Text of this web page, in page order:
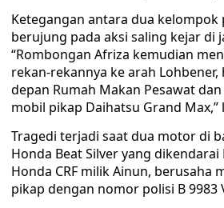
Ketegangan antara dua
berujung pada aksi saling kejar di
“Rombongan Afriza kemudian
rekan-rekannya ke arah
depan Rumah Makan Pesawat
mobil pikap Daihatsu Grand Max,”
Tragedi terjadi saat dua motor di
Honda Beat Silver yang dikendarai
Honda CRF milik Ainun, berusaha
pikap dengan nomor polisi B 9983